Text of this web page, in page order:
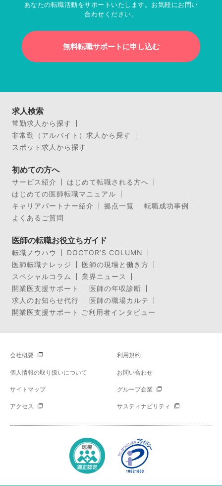
あなたの転職活動をサポートいたします。お気軽にお問い
合わせください。
無料転職サポートに申し込む
求人検索
常勤求人から探す
非常勤（アルバイト）求人から探す
スポット求人から探す
初めての方へ
サービス紹介
はじめて転職される方へ
はじめての医師転職マニュアル
キャリアパートナー紹介
拠点一覧
転職成功事例
よくあるご質問
医師の転職お役立ちガイド
転職ノウハウ
DOCTOR’S COLUMN
医師転職ナレッジ
医師の現場と働き方
スペシャルコラム
業界ニュース
開業医支援サポート
医師の年収診断
求人のお知らせ代行
医師の職場カルテ
開業医支援サポート ご利用者インタビュー
会社概要 利用規約
個人情報の取り扱いについて お問い合わせ
サイトマップ グループ企業
アクセス サスティナビリティ